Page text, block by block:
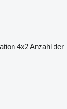
4x2Anzahl der